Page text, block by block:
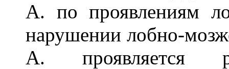
А. по проявлениям
нарушении лобно-
А. проявляется